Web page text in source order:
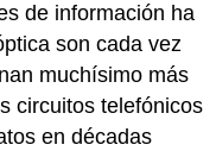
de información ha
son cada vez
muchísimo más
circuitos telefónicos
en décadas